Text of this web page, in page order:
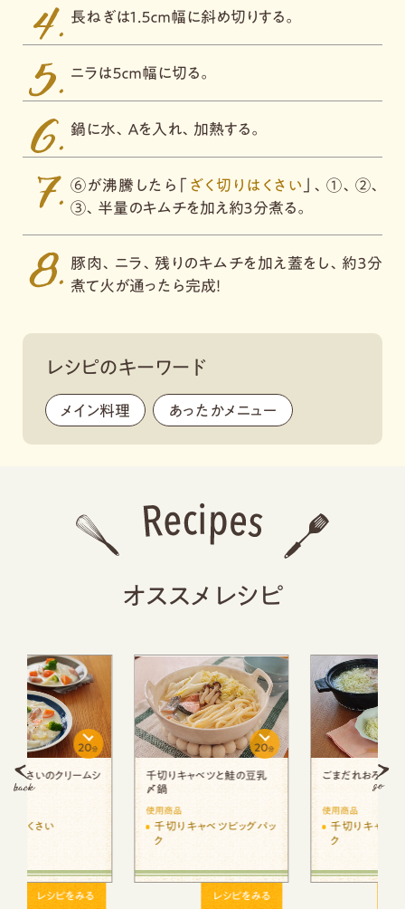
長ねぎは１．５ｃｍ幅に斜め切りする。
ニラは５ｃｍ幅に切る。
鍋に水、Ａを入れ、加熱する。
⑥が沸騰したら「 ざく切りはくさい
」、①、②、
③、半量のキムチを加え約３分煮る。
豚肉、ニラ、残りのキムチを加え蓋をし、約３分
煮て火が通ったら完成！
レシピのキーワード
メイン料理 , あったかメニュー ,
オススメレシピ
千切りキャベツと鮭の豆乳
20分
千切りキャベツビッグパッ
ごまだれおろししゃぶしゃぶ
15
千切りキャベツビッグパッ